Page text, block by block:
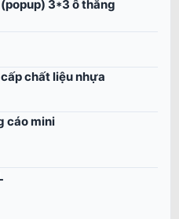
3*3 ô thẳng
chất liệu nhựa
cáo mini